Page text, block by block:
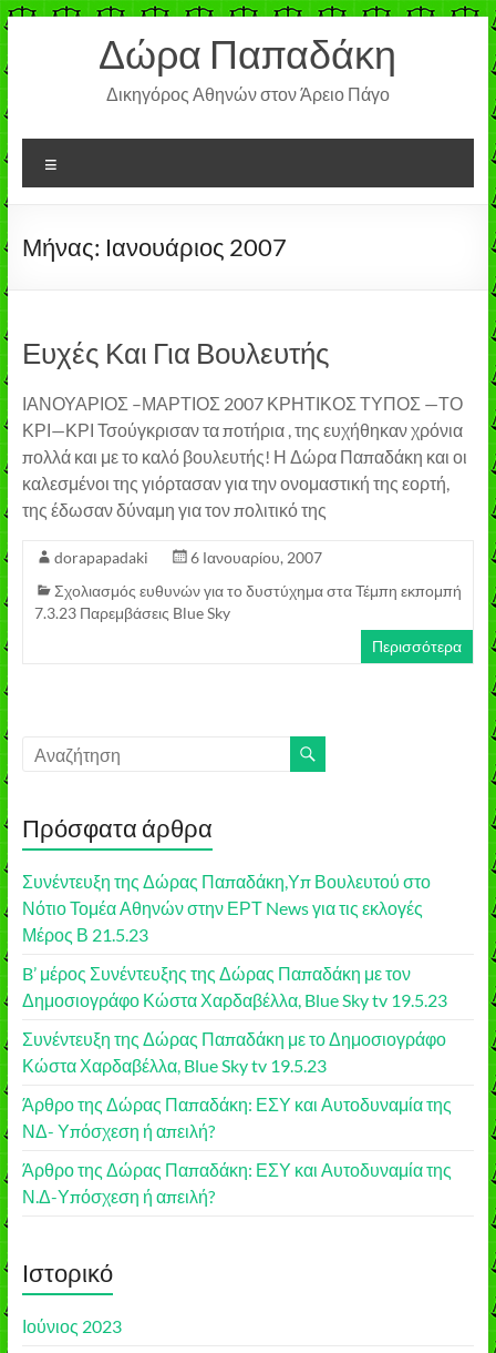
Μετάβαση
περιεχόμενοΔώρα Παπαδάκη
Δικηγόρος Αθηνών στον Άρειο Πάγο
Μήνας: Ιανουάριος 2007
Ευχές Και Για Βουλευτής
ΙΑΝΟΥΑΡΙΟΣ –ΜΑΡΤΙΟΣ 2007 ΚΡΗΤΙΚΟΣ ΤΥΠΟΣ —ΤΟ
ΚΡΙ—ΚΡΙ Τσούγκρισαν τα ποτήρια , της ευχήθηκαν χρόνια
πολλά και με το καλό βουλευτής! Η Δώρα Παπαδάκη και οι
καλεσμένοι της γιόρτασαν για την ονομαστική της εορτή,
της έδωσαν δύναμη για τον πολιτικό της
dorapapadaki
6 Ιανουαρίου, 2007
Σχολιασμός ευθυνών για το δυστύχημα στα Τέμπη εκπομπή
7.3.23 Παρεμβάσεις Blue Sky
Περισσότερα
Πρόσφατα άρθρα
Συνέντευξη της Δώρας Παπαδάκη,Υπ Βουλευτού στο
Νότιο Τομέα Αθηνών στην ΕΡΤ News για τις εκλογές
Μέρος Β 21.5.23
B’ μέρος Συνέντευξης της Δώρας Παπαδάκη με τον
Δημοσιογράφο Κώστα Χαρδαβέλλα, Blue Sky tv 19.5.23
Συνέντευξη της Δώρας Παπαδάκη με το Δημοσιογράφο
Κώστα Χαρδαβέλλα, Blue Sky tv 19.5.23
Άρθρο της Δώρας Παπαδάκη: ΕΣΥ και Αυτοδυναμία της
ΝΔ- Υπόσχεση ή απειλή?
Άρθρο της Δώρας Παπαδάκη: ΕΣΥ και Αυτοδυναμία της
Ν.Δ-Υπόσχεση ή απειλή?
Ιστορικό
Ιούνιος 2023